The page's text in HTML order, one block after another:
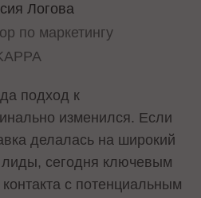
Логова
по маркетингу
подход к
изменился. Если
делалась на широкий
сегодня ключевым
контакта с потенциальным